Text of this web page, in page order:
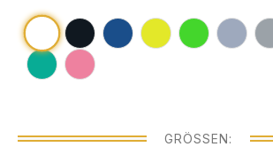
GRÖSSEN: